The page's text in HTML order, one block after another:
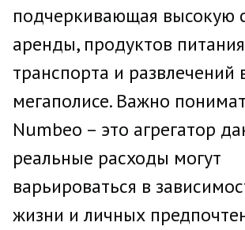
подчеркивающая высокую
аренды, продуктов
транспорта и развлечений
мегаполисе. Важно
Numbeo – это агрегатор
реальные расходы могут
варьироваться в
жизни и личных